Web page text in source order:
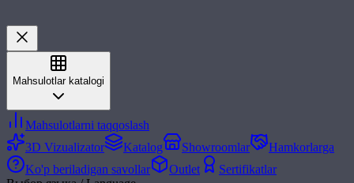
Mahsulotlar katalogi
Mahsulotlarni taqqoslash
3D Vizualizator
Katalog Showroomlar
Hamkorlarga
Ko'p beriladigan savollar
Outlet
Sertifikatlar